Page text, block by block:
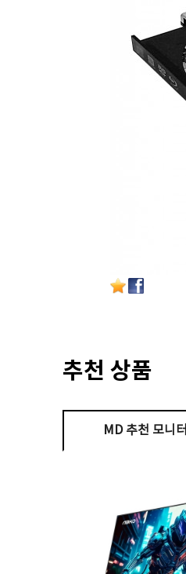
추천 상품
MD 추천 모니터